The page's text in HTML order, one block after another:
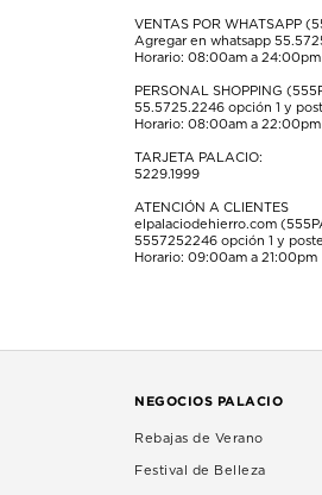
envío.
VENTAS POR WHATSAPP
Agregar en whatsapp
Horario: 08:00am a 24:00pm
PERSONAL SHOPPING
55.5725.2246 opción 1 y
Horario: 08:00am a 22:00pm
TARJETA PALACIO:
5229.1999
ATENCIÓN A CLIENTES
elpalaciodehierro.com
5557252246 opción 1 y
Horario: 09:00am a 21:00pm
NEGOCIOS PALACIO
Rebajas de Verano
Festival de Belleza